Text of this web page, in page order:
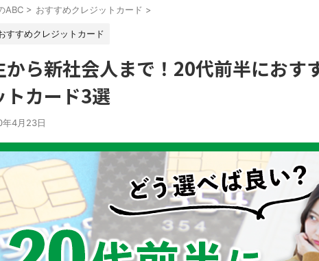
ABC > おすすめクレジットカード >
すすめクレジットカード
から新社会人まで！20代前半におす
トカード3選
4月23日